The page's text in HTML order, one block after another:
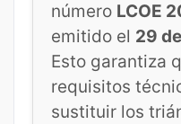
número LCOE
emitido el 29
Esto garantiza
requisitos
sustituir los